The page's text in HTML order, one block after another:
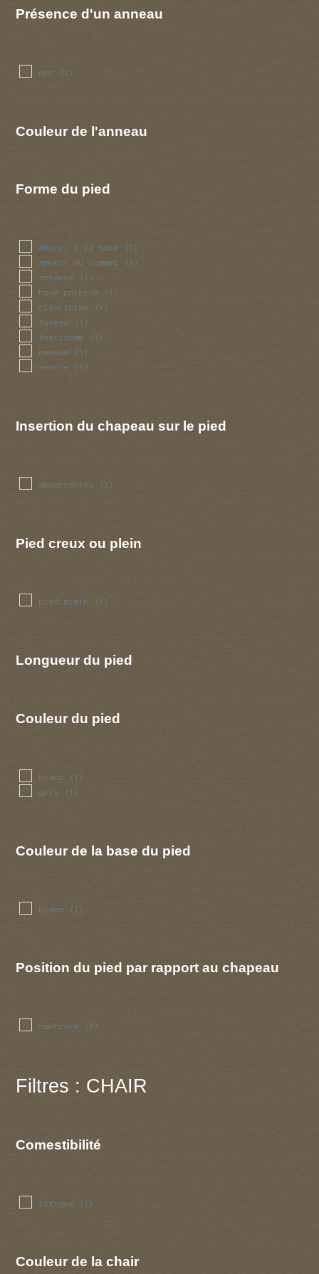
Présence d'un anneau
non (1)
Couleur de l'anneau
Forme du pied
aminci a la base (1)
aminci au sommet (1)
attenue (1)
base pointue (1)
claviforme (1)
fuseau (1)
fusiforme (1)
massue (1)
renfle (1)
Insertion du chapeau sur le pied
decurrentes (1)
Pied creux ou plein
pied plein (1)
Longueur du pied
Couleur du pied
blanc (1)
gris (1)
Couleur de la base du pied
blanc (1)
Position du pied par rapport au chapeau
centrale (1)
Filtres : CHAIR
Comestibilité
toxique (1)
Couleur de la chair